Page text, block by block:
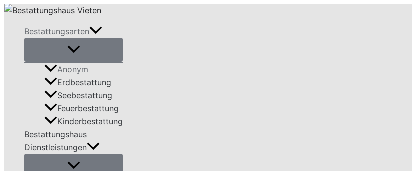
Zum
springenBestattungsarten
Anonym
Erdbestattung
Seebestattung
Feuerbestattung
Kinderbestattung
Bestattungshaus
Dienstleistungen